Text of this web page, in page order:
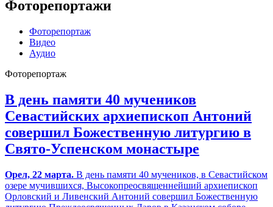
Фоторепортажи
Фоторепортаж
Видео
Аудио
Фоторепортаж
В день памяти 40 мучеников
Севастийских архиепископ Антоний
совершил Божественную литургию в
Свято-Успенском монастыре
Орел, 22 марта. В день памяти 40 мучеников, в Севастийском
озере мучившихся, Высокопреосвященнейший архиепископ
Орловский и Ливенский Антоний совершил Божественную